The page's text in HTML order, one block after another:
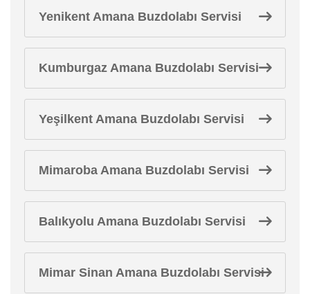
Yenikent Amana Buzdolabı Servisi
Kumburgaz Amana Buzdolabı Servisi
Yeşilkent Amana Buzdolabı Servisi
Mimaroba Amana Buzdolabı Servisi
Balıkyolu Amana Buzdolabı Servisi
Mimar Sinan Amana Buzdolabı Servisi